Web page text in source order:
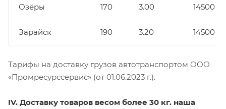
Озёры 170 3.00 14500
Зарайск 190 3.20 14500
Тарифы на доставку грузов автотранспортом ООО
«Промресурссервис» (от 01.06.2023 г.).
IV. Доставку товаров весом более 30 кг. наша